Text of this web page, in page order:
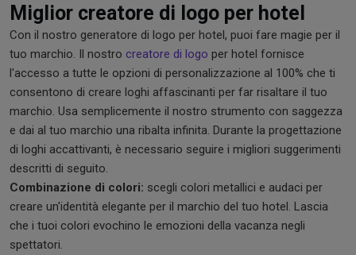
Miglior creatore di logo per hotel
Con il nostro generatore di logo per hotel, puoi fare magie per il
tuo marchio. Il nostro creatore di logo per hotel fornisce
l'accesso a tutte le opzioni di personalizzazione al 100% che ti
consentono di creare loghi affascinanti per far risaltare il tuo
marchio. Usa semplicemente il nostro strumento con saggezza
e dai al tuo marchio una ribalta infinita. Durante la progettazione
di loghi accattivanti, è necessario seguire i migliori suggerimenti
descritti di seguito.
Combinazione di colori: scegli colori metallici e audaci per
creare un'identità elegante per il marchio del tuo hotel. Lascia
che i tuoi colori evochino le emozioni della vacanza negli
spettatori.